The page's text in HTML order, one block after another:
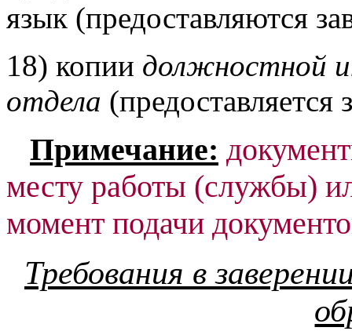
язык (предоставляются
18) копии должностной
отдела (предоставляется
Примечание:
месту работы (службы)
момент подачи
Требования в